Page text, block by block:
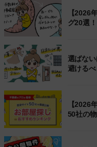
【2026
グ20選
選ばな
避ける
【2026
50社の